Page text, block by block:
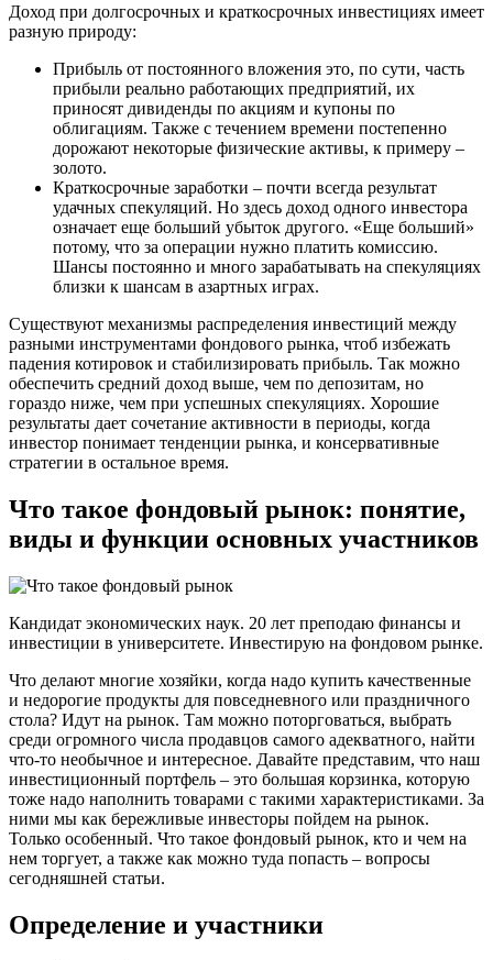
Доход при долгосрочных и краткосрочных инвестициях имеет
разную природу:
Прибыль от постоянного вложения это, по сути, часть
прибыли реально работающих предприятий, их
приносят дивиденды по акциям и купоны по
облигациям. Также с течением времени постепенно
дорожают некоторые физические активы, к примеру –
золото.
Краткосрочные заработки – почти всегда результат
удачных спекуляций. Но здесь доход одного инвестора
означает еще больший убыток другого. «Еще больший»
потому, что за операции нужно платить комиссию.
Шансы постоянно и много зарабатывать на спекуляциях
близки к шансам в азартных играх.
Существуют механизмы распределения инвестиций между
разными инструментами фондового рынка, чтоб избежать
падения котировок и стабилизировать прибыль. Так можно
обеспечить средний доход выше, чем по депозитам, но
гораздо ниже, чем при успешных спекуляциях. Хорошие
результаты дает сочетание активности в периоды, когда
инвестор понимает тенденции рынка, и консервативные
стратегии в остальное время.
Что такое фондовый рынок: понятие,
виды и функции основных участников
Кандидат экономических наук. 20 лет преподаю финансы и
инвестиции в университете. Инвестирую на фондовом рынке.
Что делают многие хозяйки, когда надо купить качественные
и недорогие продукты для повседневного или праздничного
стола? Идут на рынок. Там можно поторговаться, выбрать
среди огромного числа продавцов самого адекватного, найти
что-то необычное и интересное. Давайте представим, что наш
инвестиционный портфель – это большая корзинка, которую
тоже надо наполнить товарами с такими характеристиками. За
ними мы как бережливые инвесторы пойдем на рынок.
Только особенный. Что такое фондовый рынок, кто и чем на
нем торгует, а также как можно туда попасть – вопросы
сегодняшней статьи.
Определение и участники